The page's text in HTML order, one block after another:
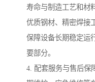
寿命与制造工艺和材
优质钢材、精密焊接
保障设备长期稳定运
要部分。
4. 配套服务与售后保